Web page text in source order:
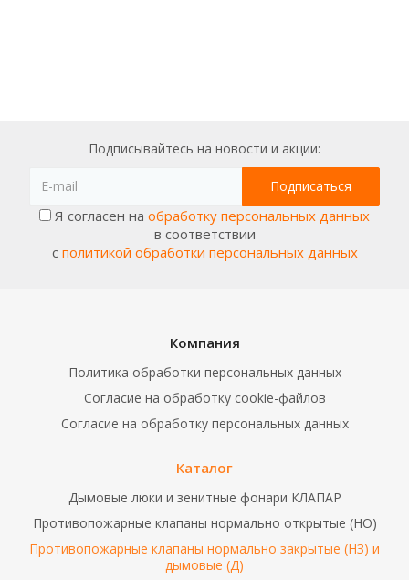
Подписывайтесь на новости и акции:
Я согласен на обработку персональных данных
в соответствии
с политикой обработки персональных данных
Компания
Политика обработки персональных данных
Согласие на обработку cookie-файлов
Согласие на обработку персональных данных
Каталог
Дымовые люки и зенитные фонари КЛАПАР
Противопожарные клапаны нормально открытые (НО)
Противопожарные клапаны нормально закрытые (НЗ) и
дымовые (Д)